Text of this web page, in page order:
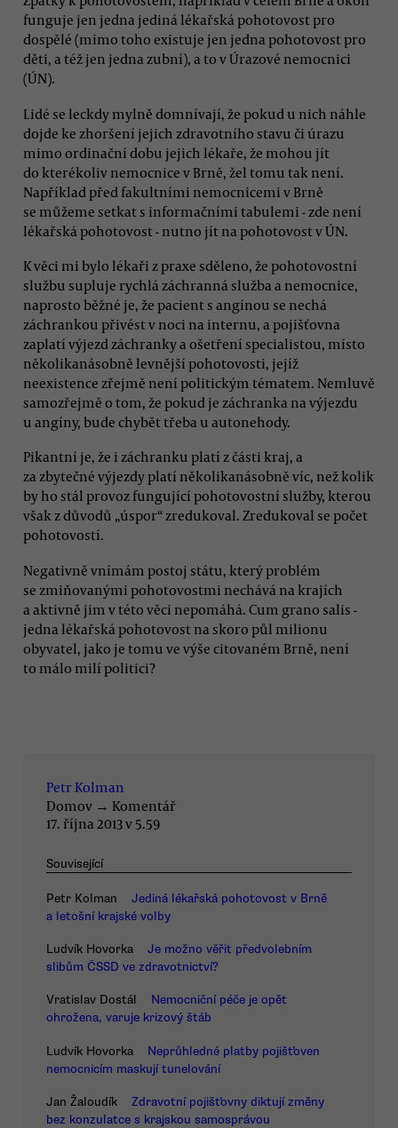
funguje jen jedna jediná lékařská pohotovost pro
dospělé (mimo toho existuje jen jedna pohotovost pro
děti, a též jen jedna zubní), a to v Úrazové nemocnici
(ÚN).
Lidé se leckdy mylně domnívají, že pokud u nich náhle
dojde ke zhoršení jejich zdravotního stavu či úrazu
mimo ordinační dobu jejich lékaře, že mohou jít
do kterékoliv nemocnice v Brně, žel tomu tak není.
Například před fakultními nemocnicemi v Brně
se můžeme setkat s informačními tabulemi - zde není
lékařská pohotovost - nutno jít na pohotovost v ÚN.
K věci mi bylo lékaři z praxe sděleno, že pohotovostní
službu supluje rychlá záchranná služba a nemocnice,
naprosto běžné je, že pacient s angínou se nechá
záchrankou přivést v noci na internu, a pojišťovna
zaplatí výjezd záchranky a ošetření specialistou, místo
několikanásobně levnější pohotovosti, jejíž
neexistence zřejmě není politickým tématem. Nemluvě
samozřejmě o tom, že pokud je záchranka na výjezdu
u angíny, bude chybět třeba u autonehody.
Pikantní je, že i záchranku platí z části kraj, a
za zbytečné výjezdy platí několikanásobně víc, než kolik
by ho stál provoz fungující pohotovostní služby, kterou
však z důvodů „úspor“ zredukoval. Zredukoval se počet
pohotovostí.
Negativně vnímám postoj státu, který problém
se zmiňovanými pohotovostmi nechává na krajích
a aktivně jim v této věci nepomáhá. Cum grano salis -
jedna lékařská pohotovost na skoro půl milionu
obyvatel, jako je tomu ve výše citovaném Brně, není
to málo milí politici?
Petr Kolman
Domov → Komentář
17. října 2013 v 5.59
Související
Petr Kolman
Jediná lékařská pohotovost v Brně
a letošní krajské volby
Ludvík Hovorka
Je možno věřit předvolebním
slibům ČSSD ve zdravotnictví?
Vratislav Dostál
Nemocniční péče je opět
ohrožena, varuje krizový štáb
Ludvík Hovorka
Neprůhledné platby pojišťoven
nemocnicím maskují tunelování
Jan Žaloudík
Zdravotní pojišťovny diktují změny
bez konzulatce s krajskou samosprávou